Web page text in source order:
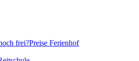
frei?Preise Ferienhof